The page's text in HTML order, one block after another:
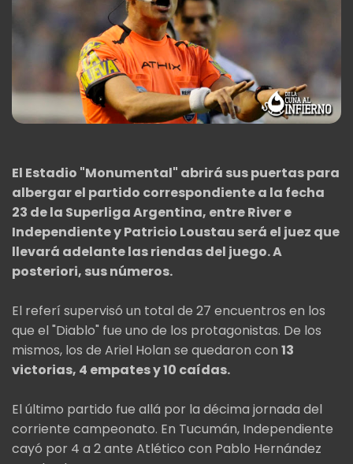
El Estadio "Monumental" abrirá sus puertas para
albergar el partido correspondiente a la fecha
23 de la Superliga Argentina, entre River e
Independiente y Patricio Loustau será el juez que
llevará adelante las riendas del juego. A
posteriori, sus números.
El referí supervisó un total de 27 encuentros en los
que el "Diablo" fue uno de los protagonistas. De los
mismos, los de Ariel Holan se quedaron con 13
victorias, 4 empates y 10 caídas.
El último partido fue allá por la décima jornada del
corriente campeonato. En Tucumán, Independiente
cayó por 4 a 2 ante Atlético con Pablo Hernández